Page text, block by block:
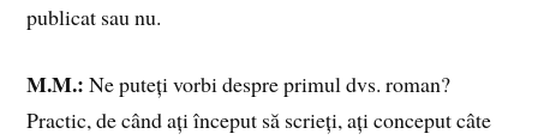
publicat sau nu.
M.M.: Ne puteți vorbi despre primul dvs. roman?
Practic, de când ați început să scrieți, ați conceput câte